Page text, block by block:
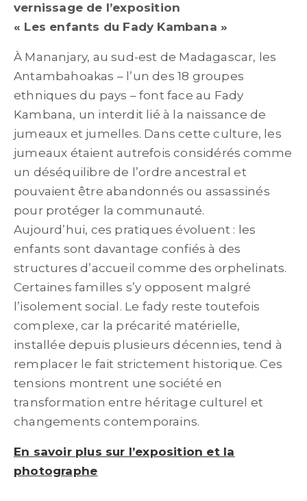
vernissage de l’exposition
« Les enfants du Fady Kambana »
À Mananjary, au sud-est de Madagascar, les
Antambahoakas – l’un des 18 groupes
ethniques du pays – font face au Fady
Kambana, un interdit lié à la naissance de
jumeaux et jumelles. Dans cette culture, les
jumeaux étaient autrefois considérés comme
un déséquilibre de l’ordre ancestral et
pouvaient être abandonnés ou assassinés
pour protéger la communauté.
Aujourd’hui, ces pratiques évoluent : les
enfants sont davantage confiés à des
structures d’accueil comme des orphelinats.
Certaines familles s’y opposent malgré
l’isolement social. Le fady reste toutefois
complexe, car la précarité matérielle,
installée depuis plusieurs décennies, tend à
remplacer le fait strictement historique. Ces
tensions montrent une société en
transformation entre héritage culturel et
changements contemporains.
En savoir plus sur l’exposition et la
photographe